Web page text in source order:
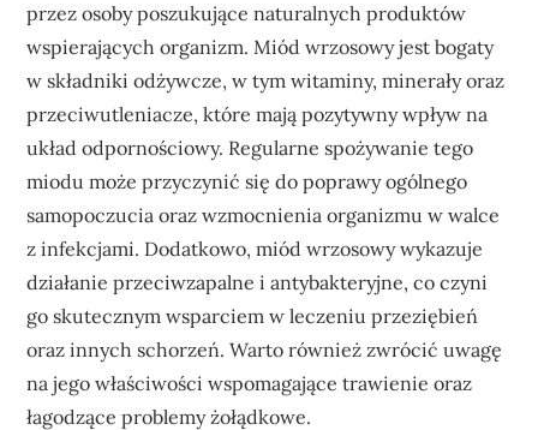
przez osoby poszukujące naturalnych produktów
wspierających organizm. Miód wrzosowy jest bogaty
w składniki odżywcze, w tym witaminy, minerały oraz
przeciwutleniacze, które mają pozytywny wpływ na
układ odpornościowy. Regularne spożywanie tego
miodu może przyczynić się do poprawy ogólnego
samopoczucia oraz wzmocnienia organizmu w walce
z infekcjami. Dodatkowo, miód wrzosowy wykazuje
działanie przeciwzapalne i antybakteryjne, co czyni
go skutecznym wsparciem w leczeniu przeziębień
oraz innych schorzeń. Warto również zwrócić uwagę
na jego właściwości wspomagające trawienie oraz
łagodzące problemy żołądkowe.